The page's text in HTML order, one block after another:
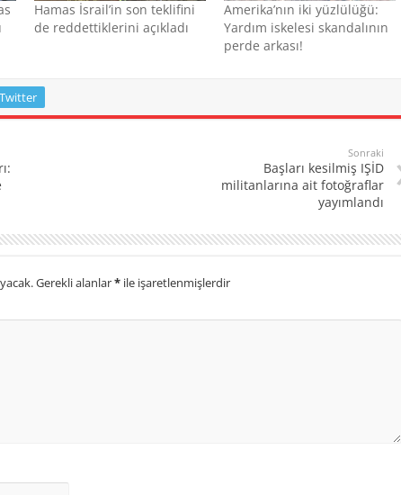
Hamas İsrail’in son teklifini
de reddettiklerini açıkladı
Amerika’nın iki yüzlülüğü:
Yardım iskelesi skandalının
perde arkası!
Twitter
Sonraki
Başları kesilmiş IŞİD
militanlarına ait fotoğraflar
yayımlandı
Gerekli alanlar*ile işaretlenmişlerdir